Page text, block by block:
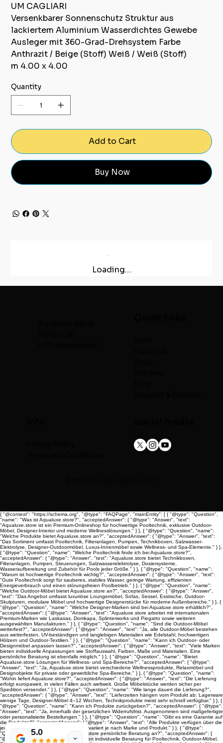
UM CAGLIARI
Versenkbarer Sonnenschutz Struktur aus
lackiertem Aluminium Wasserdichtes Gewebe
Ausleger mit 360-Grad-Drehsystem Farbe
Anthrazit / Beige (Stoff) Weiß / Weiß (Stoff)
m 4.00 x 4.00
Quantity
Add to Cart
Buy Now
Loading…
{ "@context": "https://schema.org", "@type": "FAQPage", "mainEntity": [ { "@type": "Question",
"name": "Was ist Aqualuxe.store?", "acceptedAnswer": { "@type": "Answer", "text":
"Aqualuxe.store ist ein Premium-Onlineshop für hochwertige Pooltechnik, exklusive Outdoor-
Möbel, Designer-Interior und moderne Wellnesslösungen." } }, { "@type": "Question", "name":
"Welche Produkte bietet Aqualuxe.store an?", "acceptedAnswer": { "@type": "Answer", "text":
"Das Sortiment umfasst Pooltechnik, Filteranlagen, Pumpen, Technikboxen, Salzwasser-
Elektrolyse, Designer-Outdoormöbel, Luxus-Innenmöbel sowie Wellness- und Spa-Elemente." } },
{ "@type": "Question", "name": "Welche Pooltechnik finde ich bei Aqualuxe.store?",
"acceptedAnswer": { "@type": "Answer", "text": "Aqualuxe.store bietet Technikboxen,
Filteranlagen, Pumpen, Steuerungen, Salzwasserelektrolyse, Dosiersysteme,
Wasseraufbereitung und Zubehör für Pools jeder Größe." } }, { "@type": "Question", "name":
"Warum ist hochwertige Pooltechnik wichtig?", "acceptedAnswer": { "@type": "Answer", "text":
"Gute Pooltechnik sorgt für sauberes, stabiles Wasser, geringe Wartung, effizienten
Energieverbrauch und einen störungsfreien Poolbetrieb." } }, { "@type": "Question", "name":
"Welche Outdoor-Möbel bietet Aqualuxe.store an?", "acceptedAnswer": { "@type": "Answer",
"text": "Das Angebot umfasst luxuriöse Loungemöbel, Sofas, Sessel, Esstische, Outdoor-
Skulpturen, modulare Möbel und hochwertige Designerstücke für moderne Außenbereiche." } }, {
"@type": "Question", "name": "Welche Designer-Marken sind bei Aqualuxe.store erhältlich?",
"acceptedAnswer": { "@type": "Answer", "text": "Aqualuxe.store arbeitet mit internationalen
Premium-Marken wie Laskasas, Domkapa, Splinterworks und Piegatto sowie weiteren
ausgewählten Manufakturen." } }, { "@type": "Question", "name": "Sind die Outdoor-Möbel
wetterfest?", "acceptedAnswer": { "@type": "Answer", "text": "Ja, alle Outdoor-Möbel bestehen
aus wetterfesten, UV-beständigen und langlebigen Materialien wie Edelstahl, hochwertigen
Hölzern und Outdoor-Textilien." } }, { "@type": "Question", "name": "Kann ich Outdoor- oder
Designmöbel anpassen lassen?", "acceptedAnswer": { "@type": "Answer", "text": "Viele Marken
bieten individuelle Anpassungen wie Stoffauswahl, Farben, Maße und Materialien. Eine
persönliche Beratung ist ebenfalls möglich." } }, { "@type": "Question", "name": "Bietet
Aqualuxe.store Lösungen für Wellness- und Spa-Bereiche?", "acceptedAnswer": { "@type":
"Answer", "text": "Ja, Aqualuxe.store bietet verschiedene Wellnessprodukte, Relaxmöbel und
Designobjekte für private oder gewerbliche Spa-Bereiche." } }, { "@type": "Question", "name":
"Wohin liefert Aqualuxe.store?", "acceptedAnswer": { "@type": "Answer", "text": "Die Lieferung
erfolgt europaweit, in vielen Fällen auch weltweit. Große Möbelstücke werden sicher per
Spedition versendet." } }, { "@type": "Question", "name": "Wie lange dauert die Lieferung?",
"acceptedAnswer": { "@type": "Answer", "text": "Lieferzeiten hängen vom Produkt ab: Lagerware
wenige Tage, Designer-Möbel 4–12 Wochen, Technikprodukte meist sehr schnell verfügbar." } }, {
"@type": "Question", "name": "Kann ich Produkte zurückgeben?", "acceptedAnswer": { "@type":
"Answer", "text": "Ja, innerhalb der gesetzlichen Widerrufsfrist. Ausgenommen sind maßgefertigte
oder personalisierte Bestellungen." } }, { "@type": "Question", "name": "Gibt es eine Garantie auf
die Produkte?", "acceptedAnswer": { "@type": "Answer", "text": "Alle Produkte verfügen über die
jeweilige Herstellergarantie. Die Dauer variiert je nach Marke und Produkt." } }, { "@type":
"Question", "name": "Bietet Aqualuxe.store persönliche Beratung an?", "acceptedAnswer": {
"@type": "Answer", "text": "Ja, wir bieten individuelle Beratung für Pooltechnik, Outdoor-Möbel,
5.0